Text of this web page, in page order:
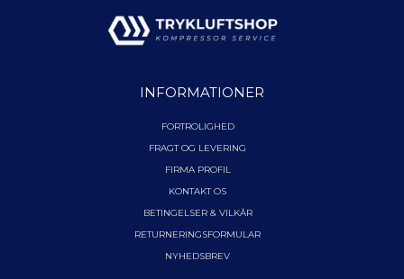
INFORMATIONER
FORTROLIGHED
FRAGT OG LEVERING
FIRMA PROFIL
KONTAKT OS
BETINGELSER & VILKÅR
RETURNERINGSFORMULAR
NYHEDSBREV